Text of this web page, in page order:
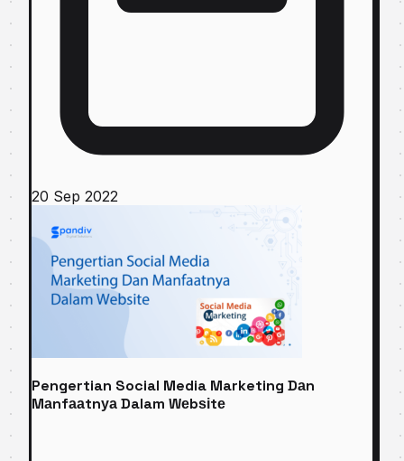
20 Sep 2022
Pengertian Social Media Marketing Dаn
Mаnfааtnуа Dalam Wеbѕіtе